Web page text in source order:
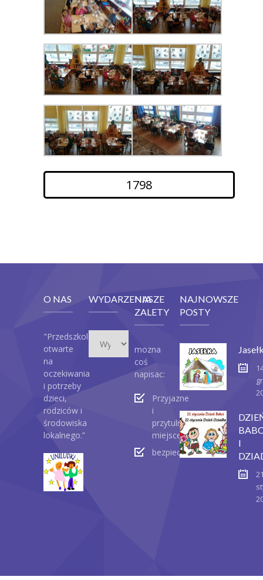
1798
O NAS
"Przedszkole
otwarte
na
oczekiwania
i potrzeby
dzieci,
rodziców i
środowiska
lokalnego.”
WYDARZENIA
NASZE
ZALETY
mozna
coś
napisac:
Przyjazne
i
przytulne
miejsce
bezpieczeństwo
NAJNOWSZE
POSTY
I